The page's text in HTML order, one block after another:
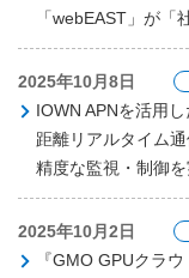
「webEAST」が
2025年10月8日
IOWN APNを活用
距離リアルタイム
精度な監視・制御を
2025年10月2日
『GMO GPUクラ